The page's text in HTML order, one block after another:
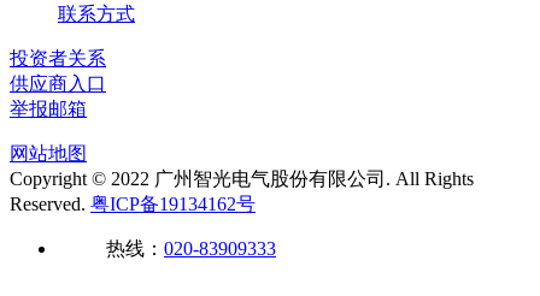
联系方式
投资者关系
供应商入口
举报邮箱
网站地图
Copyright © 2022 广州智光电气股份有限公司. All Rights
Reserved. 粤ICP备19134162号
热线： 020-83909333